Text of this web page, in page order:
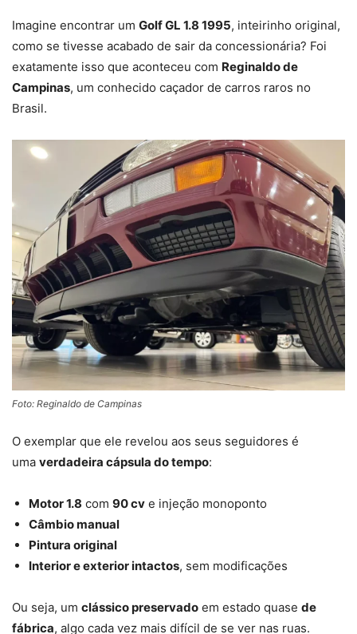
Imagine encontrar um Golf GL 1.8 1995, inteirinho original,
como se tivesse acabado de sair da concessionária? Foi
exatamente isso que aconteceu com Reginaldo de
Campinas, um conhecido caçador de carros raros no
Brasil.
Foto: Reginaldo de Campinas
O exemplar que ele revelou aos seus seguidores é
uma verdadeira cápsula do tempo:
Motor 1.8 com 90 cv e injeção monoponto
Câmbio manual
Pintura original
Interior e exterior intactos, sem modificações
Ou seja, um clássico preservado em estado quase de
fábrica, algo cada vez mais difícil de se ver nas ruas.